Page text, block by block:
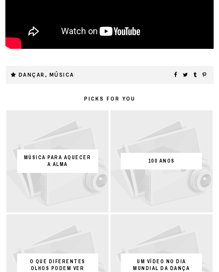
DANÇAR , MÚSICA
PICKS FOR YOU
MÚSICA PARA AQUECER
A ALMA
100 ANOS
O QUE DIFERENTES
OLHOS PODEM VER
UM VÍDEO NO DIA
MUNDIAL DA DANÇA